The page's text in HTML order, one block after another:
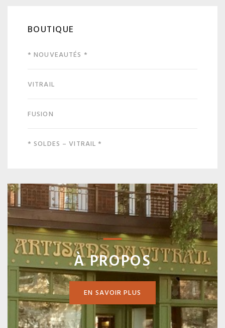
BOUTIQUE
* NOUVEAUTÉS *
VITRAIL
FUSION
* SOLDES – VITRAIL *
À PROPOS
EN SAVOIR PLUS